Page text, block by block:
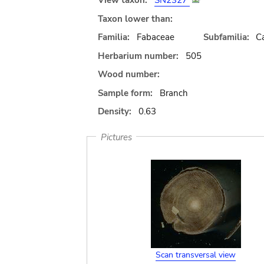
Taxon lower than:
Familia:
Fabaceae Subfamilia:
Herbarium number:
505
Wood number:
Sample form:
Branch
Density:
0.63
Pictures
Scan transversal view